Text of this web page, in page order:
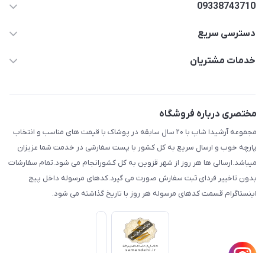
09338743710
دسترسی سریع
حساب کاربری
لیست محصولات
درباره ما
تماس با ما
خدمات مشتریان
مختصری درباره فروشگاه
مجموعه آرشیدا شاپ با ۲۰ سال سابقه در پوشاک با قیمت های مناسب و انتخاب
پارچه خوب و ارسال سریع به کل کشور با پست سفارشی در خدمت شما عزیزان
میباشد.ارسالی ها هر روز از شهر قزوین به کل کشورانجام می شود.تمام سفارشات
بدون تاخییر فردای ثبت سفارش صورت می گیرد.کدهای مرسوله داخل پیج
اینستاگرام قسمت کدهای مرسوله هر روز با تاریخ گذاشته می شود.